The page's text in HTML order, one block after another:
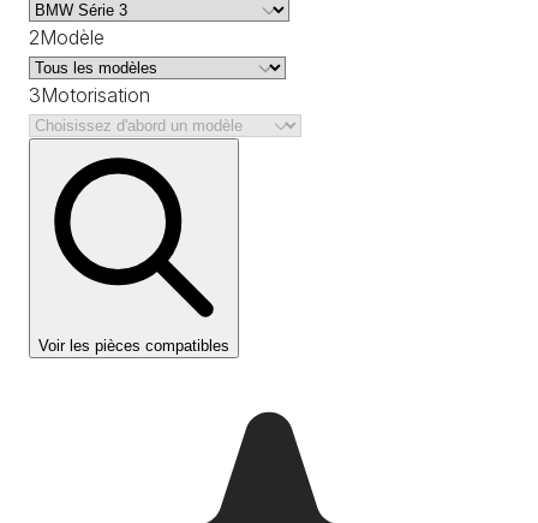
2Modèle
3Motorisation
Voir les pièces compatibles